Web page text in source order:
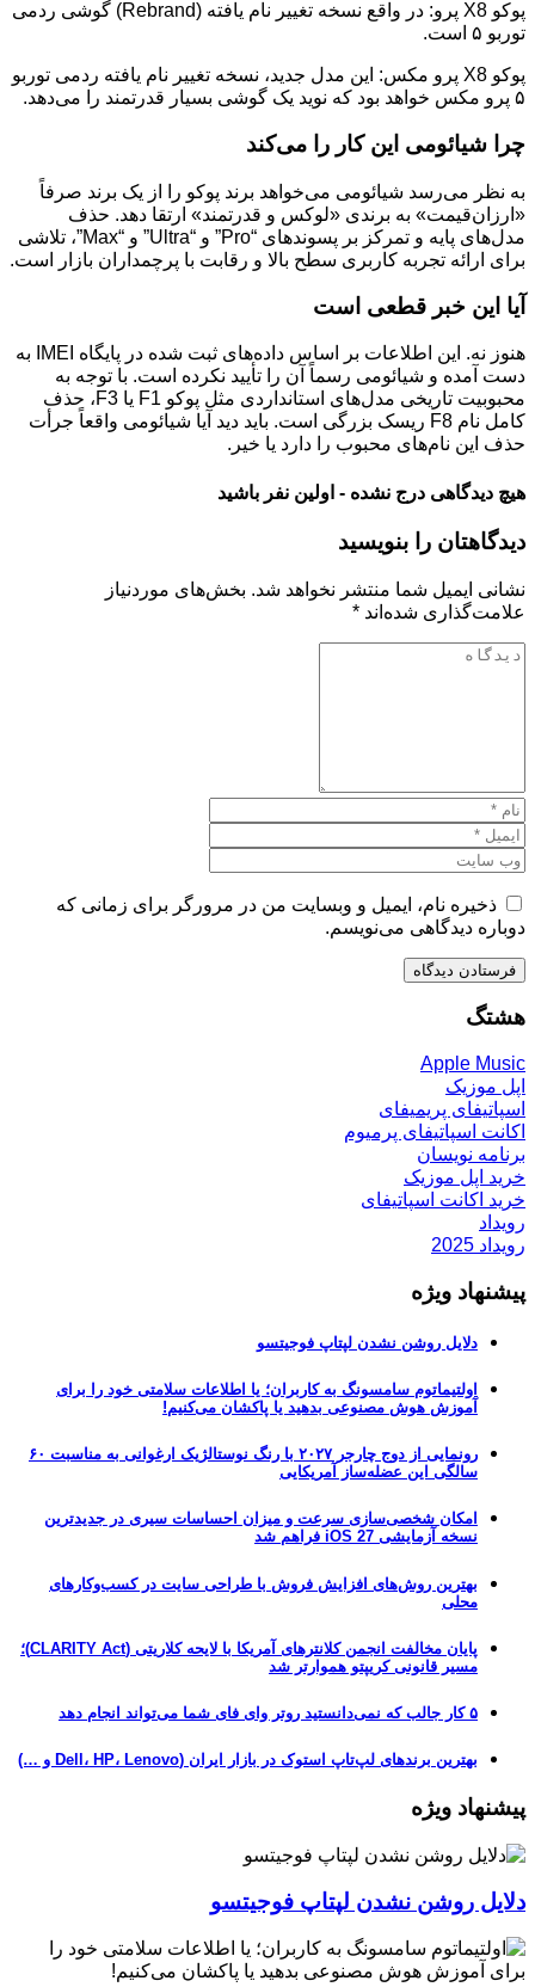
پوکو X8 پرو: در واقع نسخه تغییر نام یافته (Rebrand) گوشی ردمی
توربو ۵ است.
پوکو X8 پرو مکس: این مدل جدید، نسخه تغییر نام یافته ردمی توربو
۵ پرو مکس خواهد بود که نوید یک گوشی بسیار قدرتمند را می‌دهد.
چرا شیائومی این کار را می‌کند
به نظر می‌رسد شیائومی می‌خواهد برند پوکو را از یک برند صرفاً
«ارزان‌قیمت» به برندی «لوکس و قدرتمند» ارتقا دهد. حذف
مدل‌های پایه و تمرکز بر پسوندهای “Pro” و “Ultra” و “Max”، تلاشی
برای ارائه تجربه کاربری سطح بالا و رقابت با پرچمداران بازار است.
آیا این خبر قطعی است
هنوز نه. این اطلاعات بر اساس داده‌های ثبت شده در پایگاه IMEI به
دست آمده و شیائومی رسماً آن را تأیید نکرده است. با توجه به
محبوبیت تاریخی مدل‌های استانداردی مثل پوکو F1 یا F3، حذف
کامل نام F8 ریسک بزرگی است. باید دید آیا شیائومی واقعاً جرأت
حذف این نام‌های محبوب را دارد یا خیر.
هیچ دیدگاهی درج نشده - اولین نفر باشید
دیدگاهتان را بنویسید
نشانی ایمیل شما منتشر نخواهد شد. بخش‌های موردنیاز
علامت‌گذاری شده‌اند *
ذخیره نام، ایمیل و وبسایت من در مرورگر برای زمانی که
دوباره دیدگاهی می‌نویسم.
هشتگ
Apple Music
اپل موزیک
اسپاتیفای پریمیفای
اکانت اسپاتیفای پرمیوم
برنامه نویسان
خرید اپل موزیک
خرید اکانت اسپاتیفای
رویداد
رویداد 2025
پیشنهاد ویژه
دلایل روشن نشدن لپتاپ فوجیتسو
اولتیماتوم سامسونگ به کاربران؛ یا اطلاعات سلامتی خود را برای
آموزش هوش مصنوعی بدهید یا پاکشان می‌کنیم!
رونمایی از دوج چارجر ۲۰۲۷ با رنگ نوستالژیک ارغوانی به مناسبت ۶۰
سالگی این عضله‌ساز آمریکایی
امکان شخصی‌سازی سرعت و میزان احساسات سیری در جدیدترین
نسخه آزمایشی iOS 27 فراهم شد
بهترین روش‌های افزایش فروش با طراحی سایت در کسب‌وکارهای
محلی
پایان مخالفت انجمن کلانترهای آمریکا با لایحه کلاریتی (CLARITY Act)؛
مسیر قانونی کریپتو هموارتر شد
۵ کار جالب که نمی‌دانستید روتر وای فای شما می‌تواند انجام دهد
بهترین برندهای لپ‌تاپ استوک در بازار ایران (Dell، HP، Lenovo و …)
پیشنهاد ویژه
دلایل روشن نشدن لپتاپ فوجیتسو